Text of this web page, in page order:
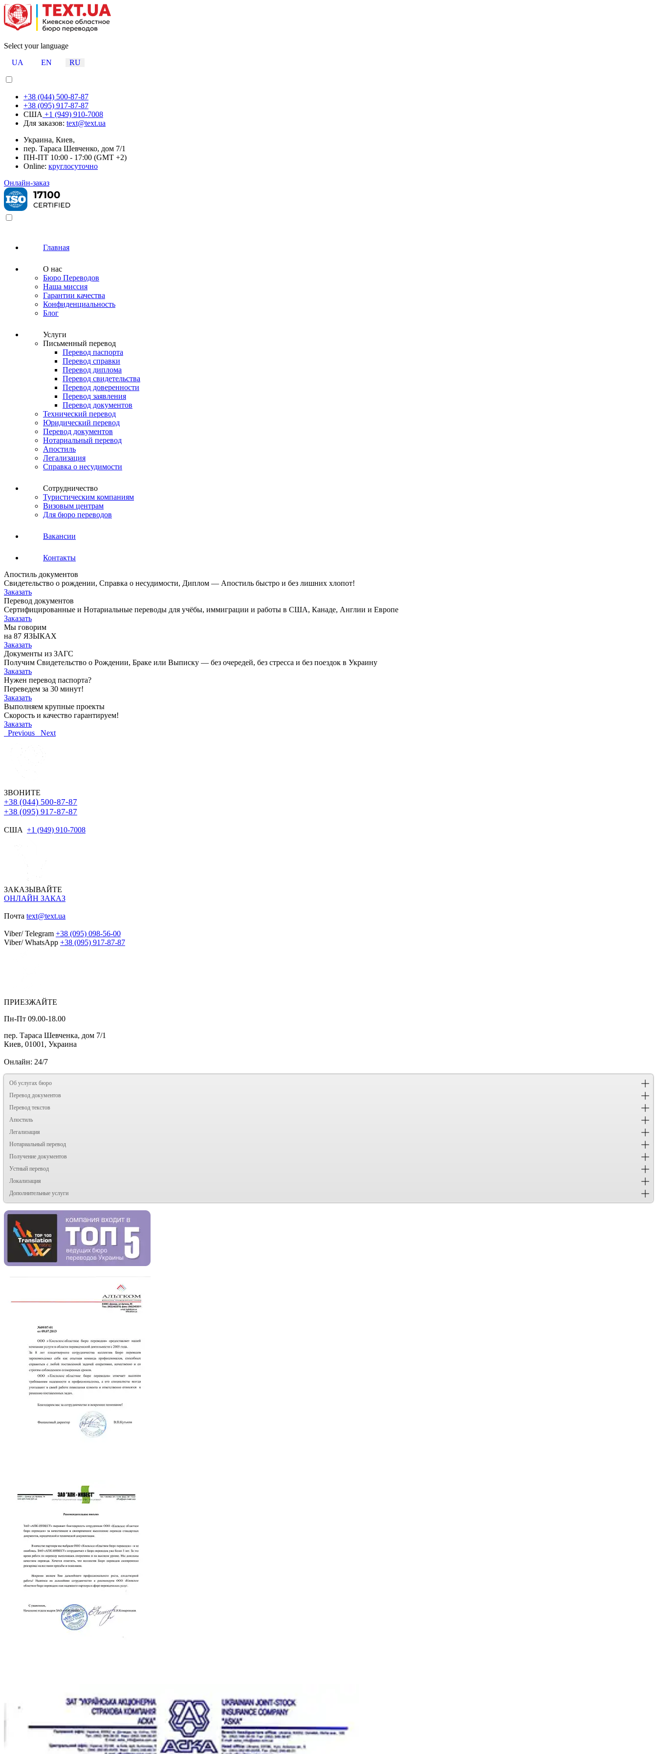
Select your language
UA
EN RU
+38 (044) 500-87-87
+38 (095) 917-87-87
США +1 (949) 910-7008
Для заказов: text@text.ua
Украина, Киев,
пер. Тараса Шевченко, дом 7/1
ПН-ПТ 10:00 - 17:00 (GMT +2)
Online: круглосуточно
Онлайн-заказ
Главная
О нас
Бюро Переводов
Наша миссия
Гарантии качества
Конфиденциальность
Блог
Услуги
Письменный перевод
Перевод паспорта
Перевод справки
Перевод диплома
Перевод свидетельства
Перевод доверенности
Перевод заявления
Перевод документов
Технический перевод
Юридический перевод
Перевод документов
Нотариальный перевод
Апостиль
Легализация
Справка о несудимости
Сотрудничество
Туристическим компаниям
Визовым центрам
Для бюро переводов
Вакансии
Контакты
Апостиль документов
Свидетельство о рождении, Справка о несудимости, Диплом — Апостиль быстро и без лишних хлопот!
Заказать
Перевод документов
Сертифицированные и Нотариальные переводы для учёбы, иммиграции и работы в США, Канаде, Англии и Европе
Заказать
Мы говорим
на 87 ЯЗЫКАХ
Заказать
Документы из ЗАГС
Получим Свидетельство о Рождении, Браке или Выписку — без очередей, без стресса и без поездок в Украину
Заказать
Нужен перевод паспорта?
Переведем за 30 минут!
Заказать
Выполняем крупные проекты
Скорость и качество гарантируем!
Заказать
Previous
Next
ЗВОНИТЕ
+38 (044) 500-87-87
+38 (095) 917-87-87
США +1 (949) 910-7008
ЗАКАЗЫВАЙТЕ
ОНЛАЙН ЗАКАЗ
Почта text@text.ua
Viber/ Telegram +38 (095) 098-56-00
Viber/ WhatsApp +38 (095) 917-87-87
ПРИЕЗЖАЙТЕ
Пн-Пт 09.00-18.00
пер. Тараса Шевченка, дом 7/1
Киев, 01001, Украина
Онлайн: 24/7
Об услугах бюро
Перевод документов
Перевод текстов
Апостиль
Легализация
Нотариальный перевод
Получение документов
Устный перевод
Локализация
Дополнительные услуги